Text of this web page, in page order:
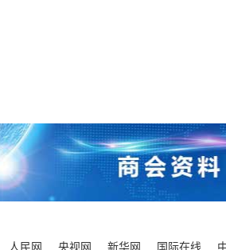
人民网 央视网 新华网 国际在线